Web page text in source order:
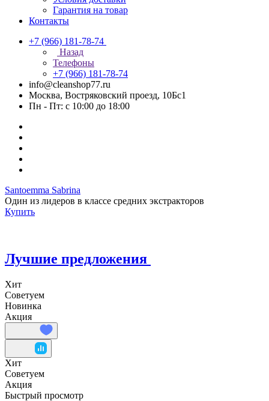
Гарантия на товар
Контакты
+7 (966) 181-78-74
Назад
Телефоны
+7 (966) 181-78-74
info@cleanshop77.ru
Москва, Востряковский проезд, 10Бс1
Пн - Пт: с 10:00 до 18:00
Santoemma Sabrina
Один из лидеров в классе средних экстракторов
Купить
Лучшие предложения
Хит
Советуем
Новинка
Акция
Хит
Советуем
Акция
Быстрый просмотр